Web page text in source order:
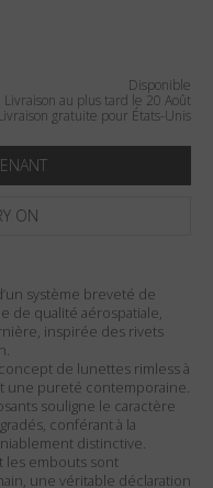
Disponible
Livraison au plus tard le 20 Août
gratuite pour États-Unis
ON
système breveté de
de qualité aérospatiale,
inspirée des rivets
de lunettes rimless à
une pureté contemporaine.
souligne le caractère
conférant à la
distinctive.
les embouts sont
une véritable déclaration